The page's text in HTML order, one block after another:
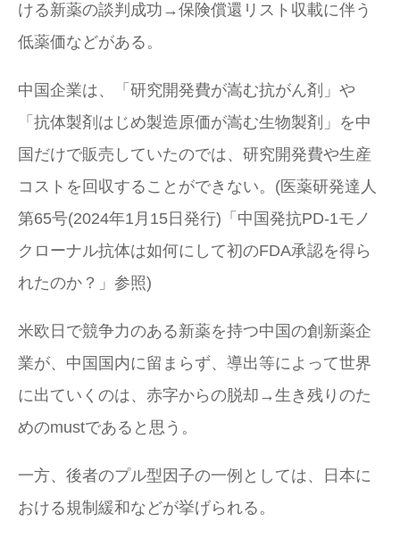
ける新薬の談判成功→保険償還リスト収載に伴う
低薬価などがある。
中国企業は、「研究開発費が嵩む抗がん剤」や
「抗体製剤はじめ製造原価が嵩む生物製剤」を中
国だけで販売していたのでは、研究開発費や生産
コストを回収することができない。(医薬研発達人
第65号(2024年1月15日発行)「中国発抗PD-1モノ
クローナル抗体は如何にして初のFDA承認を得ら
れたのか？」参照)
米欧日で競争力のある新薬を持つ中国の創新薬企
業が、中国国内に留まらず、導出等によって世界
に出ていくのは、赤字からの脱却→生き残りのた
めのmustであると思う。
一方、後者のプル型因子の一例としては、日本に
おける規制緩和などが挙げられる。